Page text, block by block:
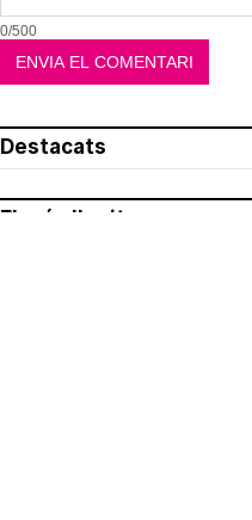
0/500
Destacats
El més llegit